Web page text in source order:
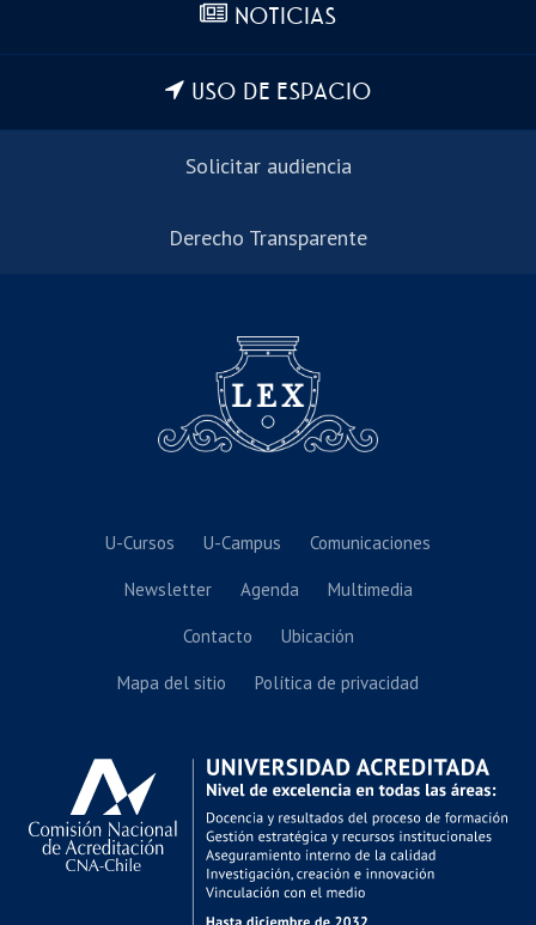
NOTICIAS
USO DE ESPACIO
Solicitar audiencia
Derecho Transparente
U-Cursos U-Campus Comunicaciones
Newsletter Agenda Multimedia
Contacto Ubicación
Mapa del sitio Política de privacidad